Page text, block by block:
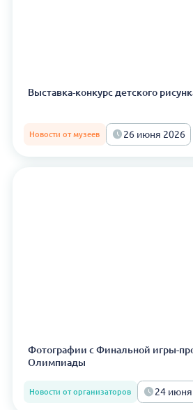
Выставка-конкурс детского
Новости от музеев 26 июня 2026
Фотографии с Финальной игры-
Олимпиады
Новости от организаторов 24